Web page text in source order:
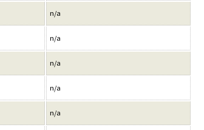
n/a
n/a
n/a
n/a
n/a